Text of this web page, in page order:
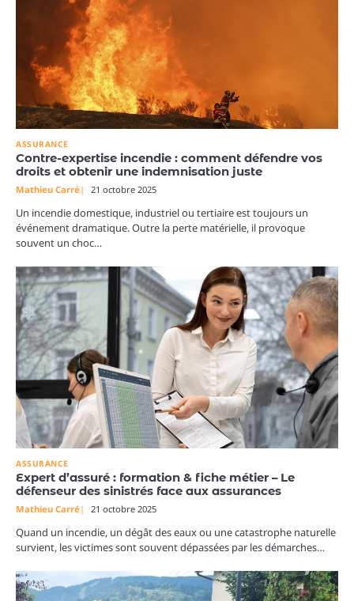
ASSURANCE
Contre-expertise incendie : comment défendre vos
droits et obtenir une indemnisation juste
Mathieu Carré 21 octobre 2025
Un incendie domestique, industriel ou tertiaire est toujours un
événement dramatique. Outre la perte matérielle, il provoque
souvent un choc…
ASSURANCE
Expert d’assuré : formation & fiche métier – Le
défenseur des sinistrés face aux assurances
Mathieu Carré 21 octobre 2025
Quand un incendie, un dégât des eaux ou une catastrophe naturelle
survient, les victimes sont souvent dépassées par les démarches…